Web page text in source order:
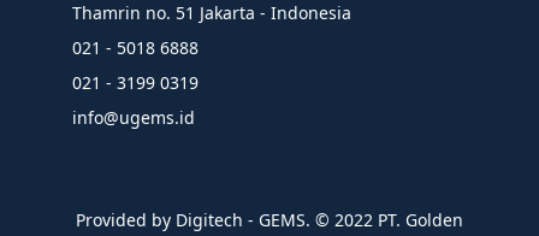
Thamrin no. 51 Jakarta - Indonesia
021 - 5018 6888
021 - 3199 0319
info@ugems.id
Provided by Digitech - GEMS. ©️ 2022 PT. Golden